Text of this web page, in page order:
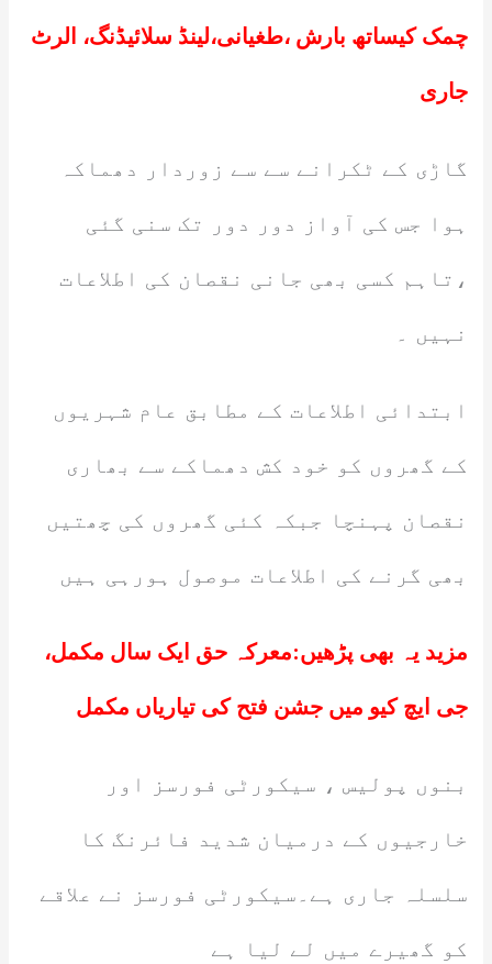
چمک کیساتھ بارش ،طغیانی،لینڈ سلائیڈنگ، الرٹ
جاری
گاڑی کے ٹکرانے سے سے زوردار دھماکہ
ہوا جس کی آواز دور دور تک سنی گئی
،تاہم کسی بھی جانی نقصان کی اطلاعات
نہیں ۔
ابتدائی اطلاعات کے مطابق عام شہریوں
کے گھروں کو خود کش دھماکے سے بھاری
نقصان پہنچا جبکہ کئی گھروں کی چھتیں
بھی گرنے کی اطلاعات موصول ہورہی ہیں
مزید یہ بھی پڑھیں:معرکہ حق ایک سال مکمل،
جی ایچ کیو میں جشن فتح کی تیاریاں مکمل
بنوں پولیس ، سیکورٹی فورسز اور
خارجیوں کے درمیان شدید فائرنگ کا
سلسلہ جاری ہے۔سیکورٹی فورسز نے علاقے
کو گھیرے میں لے لیا ہے